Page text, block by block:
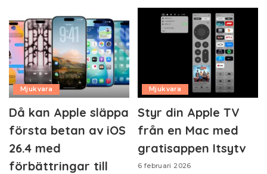
Mjukvara
Då kan Apple släppa
första betan av iOS
26.4 med
förbättringar till
Mjukvara
Styr din Apple TV
från en Mac med
gratisappen Itsytv
6 februari 2026